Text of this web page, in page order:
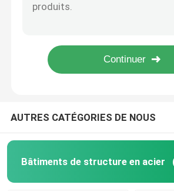
Entrepôt en acier préfabriqué
matériaux de construction
AUTRES CATÉGORIES DE NOUS
Bâtiments de structure en acier